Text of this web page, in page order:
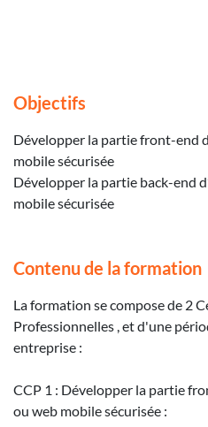
Objectifs
Développer la partie front-end
mobile sécurisée
Développer la partie back-end
mobile sécurisée
Contenu de la formation
La formation se compose de 2
Professionnelles , et d'une
entreprise :
CCP 1 : Développer la partie
ou web mobile sécurisée :